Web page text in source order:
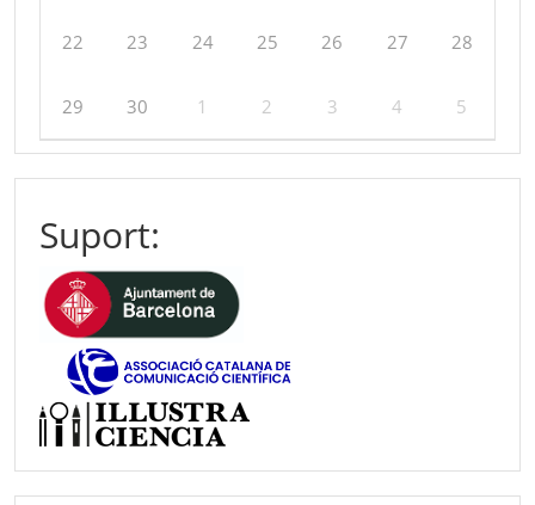
22 23 24 25 26 27 28
29 30 1 2 3 4 5
Suport: